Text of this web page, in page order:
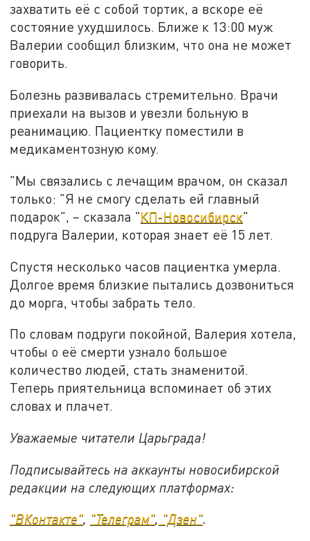
захватить её с собой тортик, а вскоре её
состояние ухудшилось. Ближе к 13:00 муж
Валерии сообщил близким, что она не может
говорить.
Болезнь развивалась стремительно. Врачи
приехали на вызов и увезли больную в
реанимацию. Пациентку поместили в
медикаментозную кому.
"Мы связались с лечащим врачом, он сказал
только: "Я не смогу сделать ей главный
подарок", – сказала "КП-Новосибирск"
подруга Валерии, которая знает её 15 лет.
Спустя несколько часов пациентка умерла.
Долгое время близкие пытались дозвониться
до морга, чтобы забрать тело.
По словам подруги покойной, Валерия хотела,
чтобы о её смерти узнало большое
количество людей, стать знаменитой.
Теперь приятельница вспоминает об этих
словах и плачет.
Уважаемые читатели Царьграда!
Подписывайтесь на аккаунты новосибирской
редакции на следующих платформах:
"ВКонтакте", "Телеграм", "Дзен".